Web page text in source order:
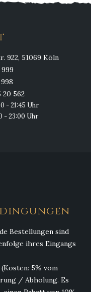
922, 51069 Köln
20 562
- 21:45 Uhr
- 23:00 Uhr
Bestellungen sind
ihres Eingangs
5% vom
/ Abholung. Es